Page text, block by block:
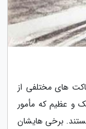
های مختلفی از
و عظیم که مأمور
برخی هایشان